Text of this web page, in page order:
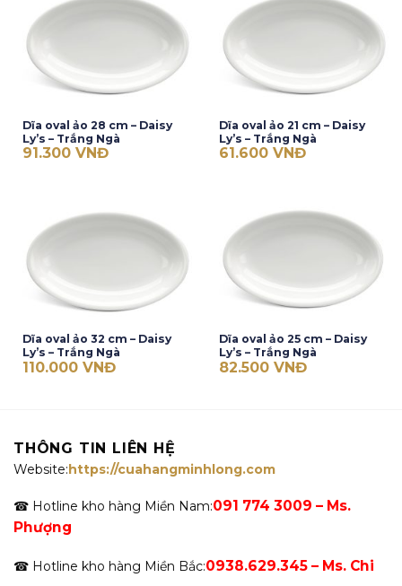
Dĩa oval ảo 28 cm – Daisy
Ly’s – Trắng Ngà
91.300 VNĐ
Dĩa oval ảo 21 cm – Daisy
Ly’s – Trắng Ngà
61.600 VNĐ
Dĩa oval ảo 32 cm – Daisy
Ly’s – Trắng Ngà
110.000 VNĐ
Dĩa oval ảo 25 cm – Daisy
Ly’s – Trắng Ngà
82.500 VNĐ
THÔNG TIN LIÊN HỆ
Website:https://cuahangminhlong.com
☎ Hotline kho hàng Miền Nam:091 774 3009 – Ms.
Phượng
☎ Hotline kho hàng Miền Bắc:0938.629.345 – Ms. Chi